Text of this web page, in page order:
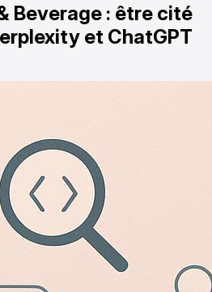
Beverage : être cité
et ChatGPT